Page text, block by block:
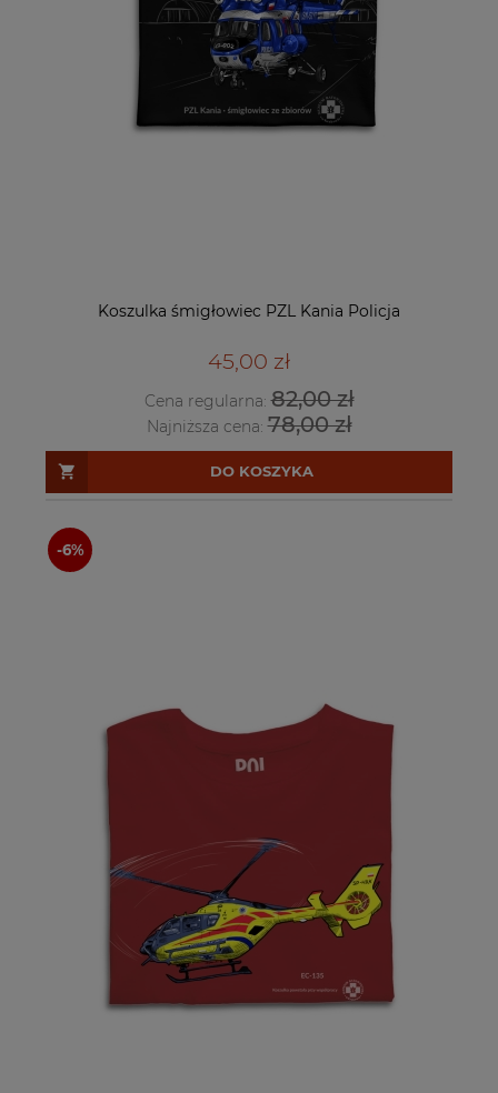
Koszulka śmigłowiec PZL Kania Policja
45,00 zł
Cena regularna:82,00 zł
Najniższa cena:78,00 zł
DO KOSZYKA